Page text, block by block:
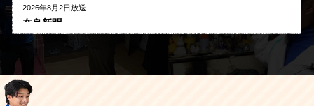
2026年8月2日放送
奈良新聞
2026年8月1日放送
2026年7月27日放送
AbemaTV